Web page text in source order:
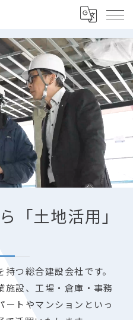
「土地活用」
つ総合建設会社です。
施設、工場・倉庫・事務
ートやマンションといっ